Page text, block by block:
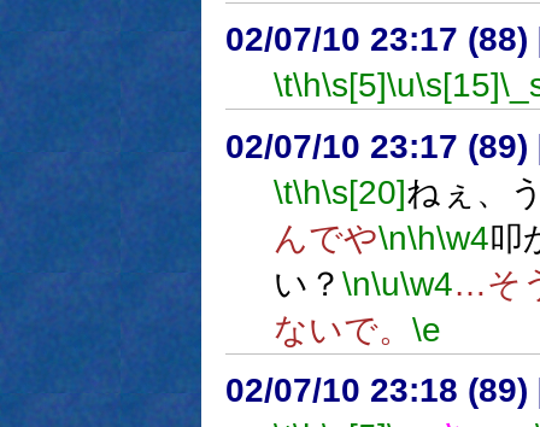
02/07/10 23:17 (88)
\t\h\s[5]\u\s[15]
02/07/10 23:17 (89)
\t\h\s[20]ねぇ、
んでや\n\h\w4叩
い？ \n\u\w4…そ
ないで。 \e
02/07/10 23:18 (89)